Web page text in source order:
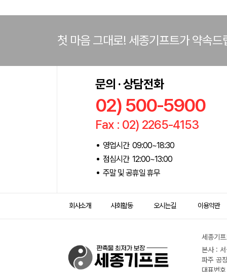
첫 마음 그대로! 세종기프트가 약속드
문의 · 상담전화
02) 500-5900
Fax : 02) 2265-4153
영업시간 09:00~18:30
점심시간 12:00~13:00
주말 및 공휴일 휴무
회사소개 사회활동 오시는길 이용약관
세종기
본사 :
파주 공
대표번